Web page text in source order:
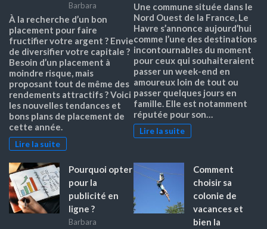
Barbara
À la recherche d’un bon
placement pour faire
fructifier votre argent ? Envie
de diversifier votre capitale ?
Besoin d’un placement à
moindre risque, mais
proposant tout de même des
rendements attractifs ? Voici
les nouvelles tendances et
bons plans de placement de
cette année.
Lire la suite
Une commune située dans le
Nord Ouest de la France, Le
Havre s’annonce aujourd’hui
comme l’une des destinations
incontournables du moment
pour ceux qui souhaiteraient
passer un week-end en
amoureux loin de tout ou
passer quelques jours en
famille. Elle est notamment
réputée pour son…
Lire la suite
Pourquoi opter
pour la
publicité en
ligne ?
Barbara
Comment
choisir sa
colonie de
vacances et
bien la